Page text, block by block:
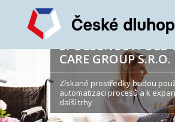
DLUHOPISOVÁ
PREZENTACE
SPOLEČNOSTI
CARE GROUP S.R.O.
Získané prostředky budou
automatizaci procesů a k
další trhy